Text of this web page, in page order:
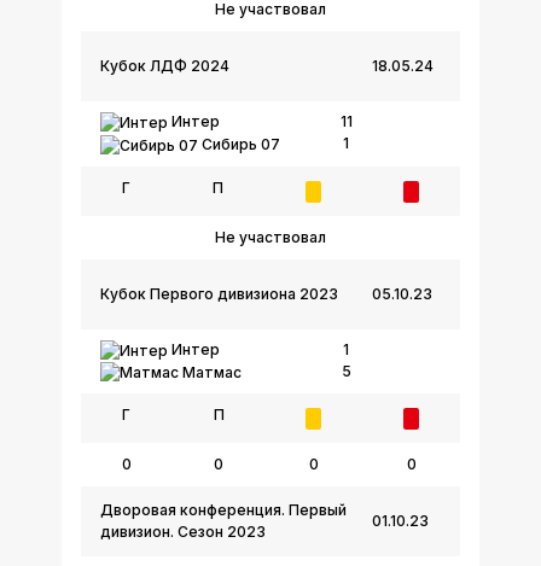
Не участвовал
18.05.24
Кубок ЛДФ 2024
Интер
Сибирь 07
11
1
Г П
Не участвовал
05.10.23
Кубок Первого дивизиона 2023
Интер
Матмас
1
5
Г П
0 0 0 0
01.10.23
Дворовая конференция. Первый
дивизион. Сезон 2023